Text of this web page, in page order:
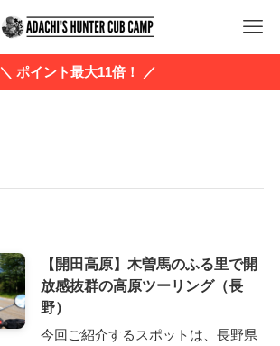
＼ ポイント最大11倍！ ／
【開田高原】木曽馬のふる里で開
放感抜群の高原ツーリング（長
野）
今回ご紹介するスポットは、長野県